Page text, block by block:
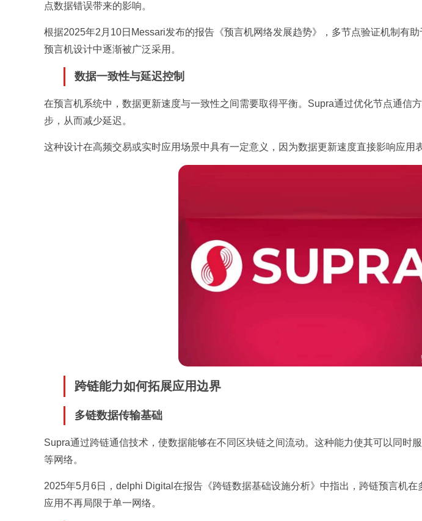
点数据错误带来的影响。
根据2025年2月10日Messari发布的报告《预言机网络发展趋势》，多节点验证机制有
预言机设计中逐渐被广泛采用。
数据一致性与延迟控制
在预言机系统中，数据更新速度与一致性之间需要取得平衡。Supra通过优化节点通信
步，从而减少延迟。
这种设计在高频交易或实时应用场景中具有一定意义，因为数据更新速度直接影响应用
跨链能力如何拓展应用边界
多链数据传输基础
Supra通过跨链通信技术，使数据能够在不同区块链之间流动。这种能力使其可以同时
等网络。
2025年5月6日，delphi Digital在报告《跨链数据基础设施分析》中指出，跨链预言机
应用不再局限于单一网络。